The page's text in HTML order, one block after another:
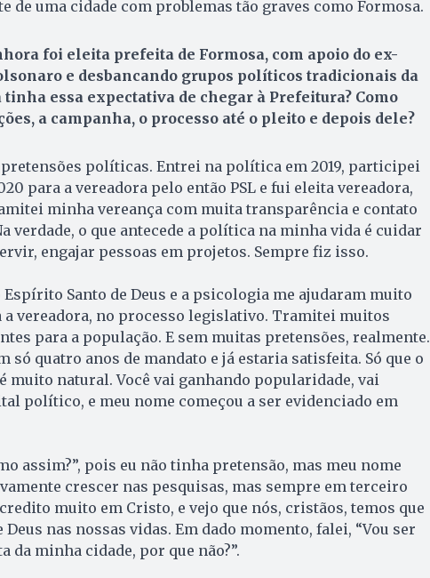
de uma cidade com problemas tão graves como Formosa.
foi eleita prefeita de Formosa, com apoio do ex-
e desbancando grupos políticos tradicionais da
tinha essa expectativa de chegar à Prefeitura? Como
a campanha, o processo até o pleito e depois dele?
políticas. Entrei na política em 2019, participei
para a vereadora pelo então PSL e fui eleita vereadora,
minha vereança com muita transparência e contato
verdade, o que antecede a política na minha vida é cuidar
engajar pessoas em projetos. Sempre fiz isso.
Espírito Santo de Deus e a psicologia me ajudaram muito
a vereadora, no processo legislativo. Tramitei muitos
para a população. E sem muitas pretensões, realmente.
só quatro anos de mandato e já estaria satisfeita. Só que o
muito natural. Você vai ganhando popularidade, vai
político, e meu nome começou a ser evidenciado em
assim?”, pois eu não tinha pretensão, mas meu nome
crescer nas pesquisas, mas sempre em terceiro
muito em Cristo, e vejo que nós, cristãos, temos que
nas nossas vidas. Em dado momento, falei, “Vou ser
da minha cidade, por que não?”.